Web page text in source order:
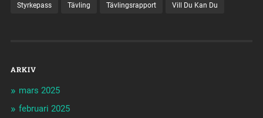
Styrkepass Tävling Tävlingsrapport Vill Du Kan Du
ARKIV
mars 2025
februari 2025